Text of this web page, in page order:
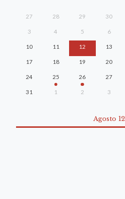
27 28 29 30
3 4 5 6
10 11 12 13
17 18 19 20
24 25 26 27
31 1 2 3
Agosto 12